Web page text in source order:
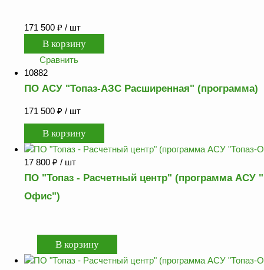
171 500 ₽ / шт
Сравнить
10882
ПО АСУ "Топаз-АЗС Расширенная" (программа)
171 500 ₽ / шт
17 800 ₽ / шт
ПО "Топаз - Расчетный центр" (программа АСУ
Офис")